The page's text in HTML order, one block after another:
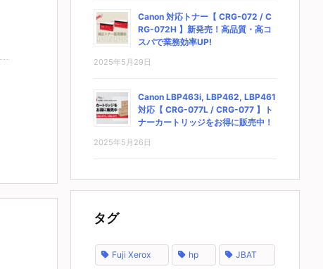
Canon 対応トナー【 CRG-072 / C
RG-072H 】新発売！高品質・高コ
スパで業務効率UP!
2025年5月29日
Canon LBP463i, LBP462, LBP461
対応【 CRG-077L / CRG-077 】ト
ナーカートリッジをお得に販売中！
2025年5月26日
タグ
Fuji Xerox hp JBAT